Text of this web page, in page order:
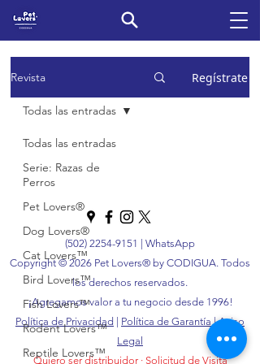
Revista Regístrate
Todas las entradas
Serie: Razas de
Perros
Pet Lovers®
Dog Lovers®
Cat Lovers™
Bird Lovers™
Fish Lovers™
Rodent Lovers™
Reptile Lovers™
Todas las entradas
(502) 2254-9151
WhatsApp
Copyright © 2026 Pet Lovers® by CODIGUA. Todos
los derechos reservados.
¡Agregamos valor a tu negocio desde 1996!
Política de Privacidad
Política de Garantía|Aviso
Legal
Quiero ser distribuidor· Solicitud de Visita